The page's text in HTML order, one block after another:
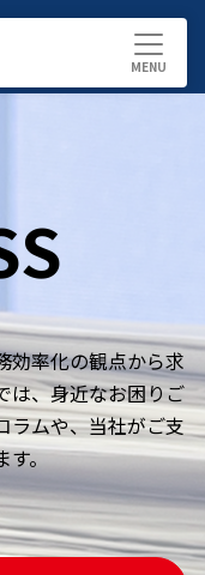
効率化の観点から求
は、身近なお困りご
ラムや、当社がご支
す。